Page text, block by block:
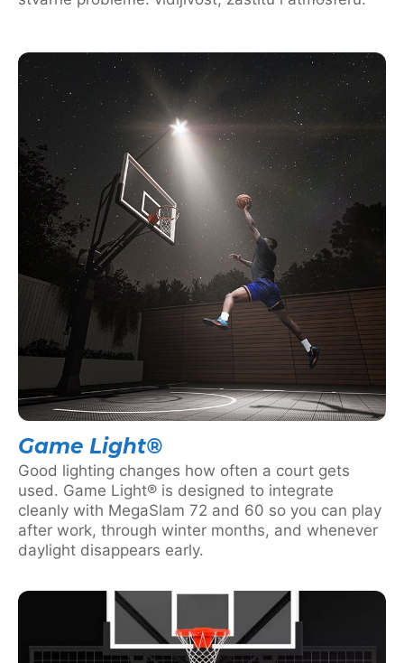
Game Light®
Good lighting changes how often a court gets
used. Game Light® is designed to integrate
cleanly with MegaSlam 72 and 60 so you can play
after work, through winter months, and whenever
daylight disappears early.